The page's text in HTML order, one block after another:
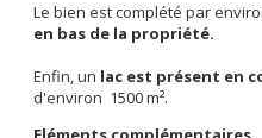
Le bien est complété par
en bas de la propriété.
Enfin, un lac est présent en
d'environ 1500 m².